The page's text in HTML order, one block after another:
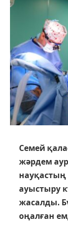
Семей
жәрдем
ауыстыру
жасалды.
оңалған